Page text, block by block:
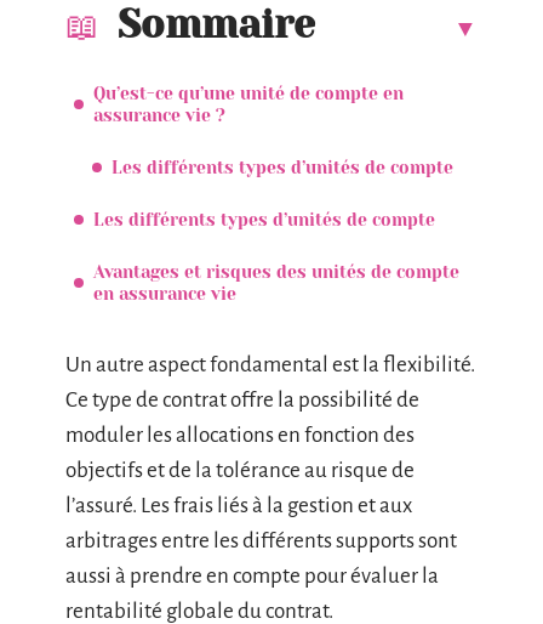
Sommaire
Qu’est-ce qu’une unité de compte en
assurance vie ?
Les différents types d’unités de compte
Les différents types d’unités de compte
Avantages et risques des unités de compte
en assurance vie
Un autre aspect fondamental est la flexibilité.
Ce type de contrat offre la possibilité de
moduler les allocations en fonction des
objectifs et de la tolérance au risque de
l’assuré. Les frais liés à la gestion et aux
arbitrages entre les différents supports sont
aussi à prendre en compte pour évaluer la
rentabilité globale du contrat.